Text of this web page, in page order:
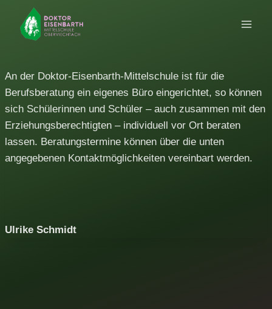
Inhalt
springen
An der Doktor-Eisenbarth-Mittelschule ist für die
Berufsberatung ein eigenes Büro eingerichtet, so können
sich Schülerinnen und Schüler – auch zusammen mit den
Erziehungsberechtigten – individuell vor Ort beraten
lassen. Beratungstermine können über die unten
angegebenen Kontaktmöglichkeiten vereinbart werden.
Ulrike Schmidt